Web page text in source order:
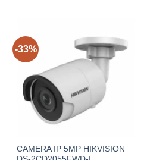
-33%
CAMERA IP 5MP HIKVISION